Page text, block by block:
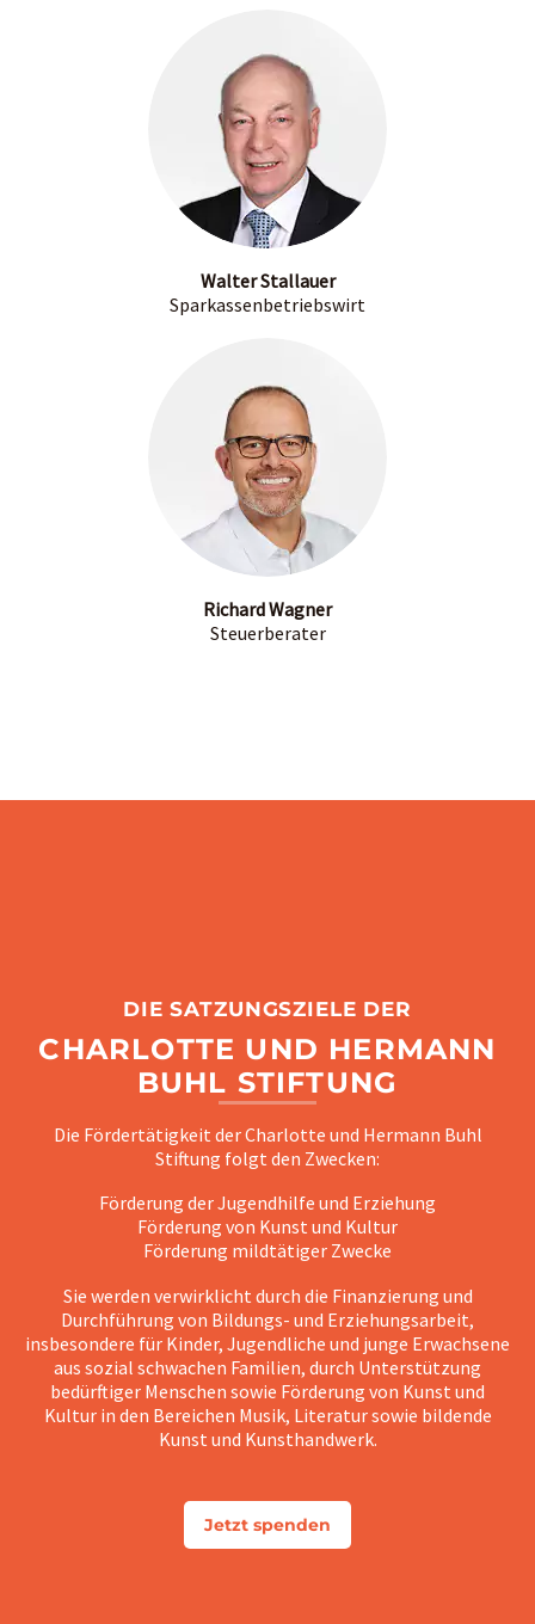
Walter Stallauer
Sparkassenbetriebswirt
Richard Wagner
Steuerberater
DIE SATZUNGSZIELE DER
CHARLOTTE UND HERMANN
BUHL STIFTUNG
Die Fördertätigkeit der Charlotte und Hermann Buhl
Stiftung folgt den Zwecken:
Förderung der Jugendhilfe und Erziehung
Förderung von Kunst und Kultur
Förderung mildtätiger Zwecke
Sie werden verwirklicht durch die Finanzierung und
Durchführung von Bildungs- und Erziehungsarbeit,
insbesondere für Kinder, Jugendliche und junge Erwachsene
aus sozial schwachen Familien, durch Unterstützung
bedürftiger Menschen sowie Förderung von Kunst und
Kultur in den Bereichen Musik, Literatur sowie bildende
Kunst und Kunsthandwerk.
Jetzt spenden